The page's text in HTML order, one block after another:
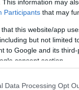
This information may
Participants that may
that this website/app
but not limited
to Google and its
consent section.
Data Processing Opt
κοντά στη
, το οποίο ήταν